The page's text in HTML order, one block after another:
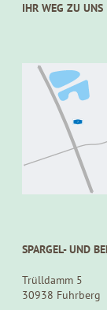
IHR WEG ZU UNS
SPARGEL- UND
Trülldamm 5
30938 Fuhrberg